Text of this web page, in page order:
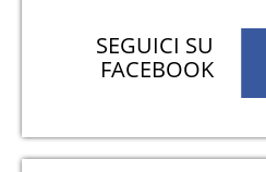
SEGUICI SU
FACEBOOK